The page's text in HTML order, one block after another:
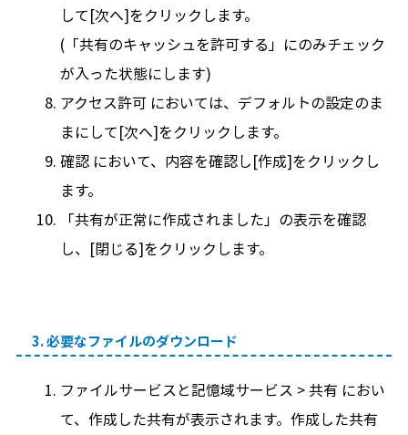
して[次へ]をクリックします。
(「共有のキャッシュを許可する」にのみチェック
が入った状態にします)
アクセス許可 においては、デフォルトの設定のま
まにして[次へ]をクリックします。
確認 において、内容を確認し[作成]をクリックし
ます。
「共有が正常に作成されました」の表示を確認
し、[閉じる]をクリックします。
3. 必要なファイルのダウンロード
ファイルサービスと記憶域サービス > 共有 におい
て、作成した共有が表示されます。作成した共有